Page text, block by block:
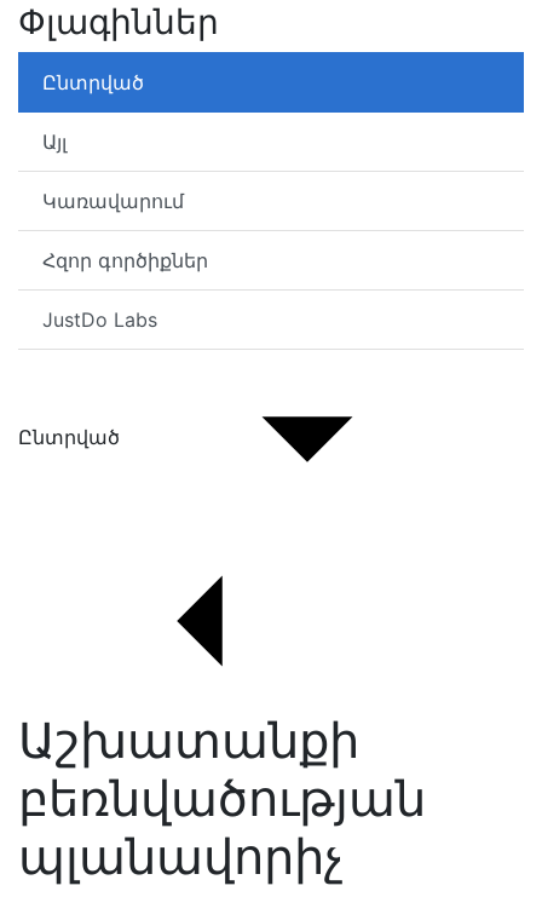
Փլագիններ
Ընտրված
Այլ
Կառավարում
Հզոր գործիքներ
JustDo Labs
Ընտրված
Աշխատանքի
բեռնվածության
պլանավորիչ